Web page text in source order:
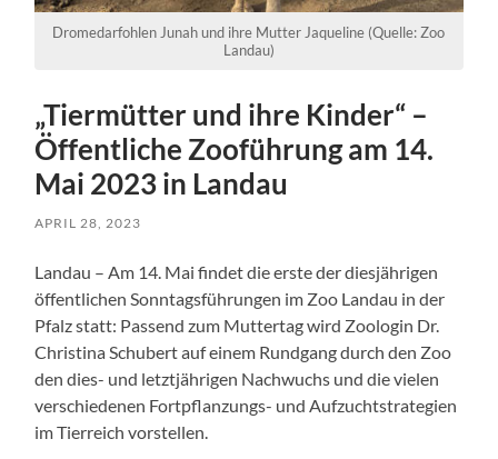
Dromedarfohlen Junah und ihre Mutter Jaqueline (Quelle: Zoo
Landau)
„Tiermütter und ihre Kinder“ –
Öffentliche Zooführung am 14.
Mai 2023 in Landau
APRIL 28, 2023
Landau – Am 14. Mai findet die erste der diesjährigen
öffentlichen Sonntagsführungen im Zoo Landau in der
Pfalz statt: Passend zum Muttertag wird Zoologin Dr.
Christina Schubert auf einem Rundgang durch den Zoo
den dies- und letztjährigen Nachwuchs und die vielen
verschiedenen Fortpflanzungs- und Aufzuchtstrategien
im Tierreich vorstellen.